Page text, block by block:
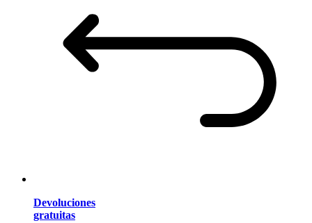
Devoluciones
gratuitas